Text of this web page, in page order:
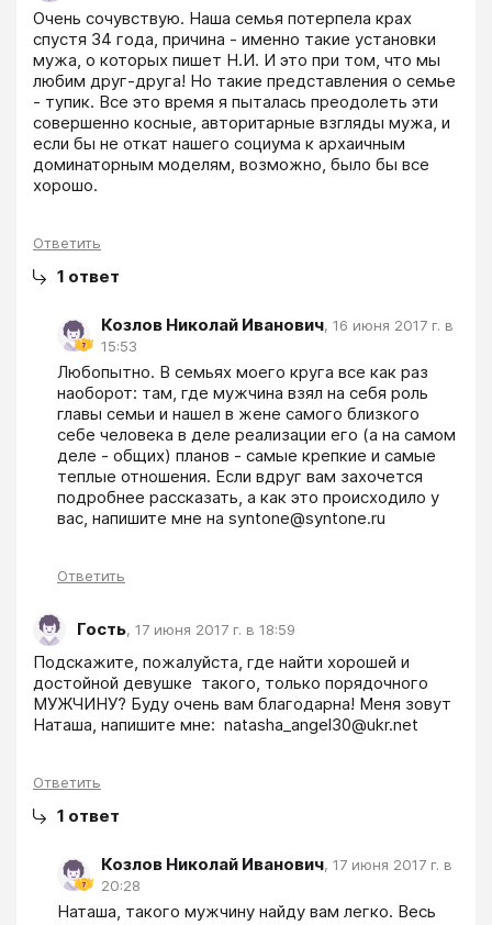
Очень сочувствую. Наша семья потерпела крах
спустя 34 года, причина - именно такие установки
мужа, о которых пишет Н.И. И это при том, что мы
любим друг-друга! Но такие представления о семье
- тупик. Все это время я пыталась преодолеть эти
совершенно косные, авторитарные взгляды мужа, и
если бы не откат нашего социума к архаичным
доминаторным моделям, возможно, было бы все
хорошо.
Ответить
1 ответ
Козлов Николай Иванович, 16 июня 2017 г. в
15:53
Любопытно. В семьях моего круга все как раз
наоборот: там, где мужчина взял на себя роль
главы семьи и нашел в жене самого близкого
себе человека в деле реализации его (а на самом
деле - общих) планов - самые крепкие и самые
теплые отношения. Если вдруг вам захочется
подробнее рассказать, а как это происходило у
вас, напишите мне на syntone@syntone.ru
Ответить
Гость, 17 июня 2017 г. в 18:59
Подскажите, пожалуйста, где найти хорошей и
достойной девушке  такого, только порядочного
МУЖЧИНУ? Буду очень вам благодарна! Меня зовут
Наташа, напишите мне:  natasha_angel30@ukr.net
Ответить
1 ответ
Козлов Николай Иванович, 17 июня 2017 г. в
20:28
Наташа, такого мужчину найду вам легко. Весь